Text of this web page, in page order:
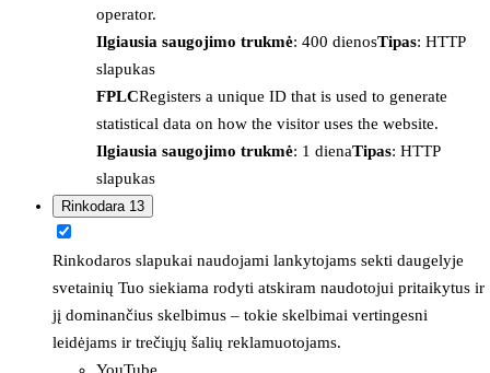
operator.
Ilgiausia saugojimo trukmė: 400 dienosTipas: HTTP
slapukas
FPLCRegisters a unique ID that is used to generate
statistical data on how the visitor uses the website.
Ilgiausia saugojimo trukmė: 1 dienaTipas: HTTP
slapukas
Rinkodara 13
Rinkodaros slapukai naudojami lankytojams sekti daugelyje
svetainių Tuo siekiama rodyti atskiram naudotojui pritaikytus ir
jį dominančius skelbimus – tokie skelbimai vertingesni
leidėjams ir trečiųjų šalių reklamuotojams.
YouTube